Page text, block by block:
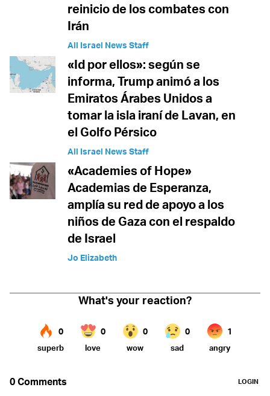
reinicio de los combates con
Irán
All Israel News Staff
«Id por ellos»: según se
informa, Trump animó a los
Emiratos Árabes Unidos a
tomar la isla iraní de Lavan, en
el Golfo Pérsico
All Israel News Staff
«Academies of Hope»
Academias de Esperanza,
amplía su red de apoyo a los
niños de Gaza con el respaldo
de Israel
Jo Elizabeth